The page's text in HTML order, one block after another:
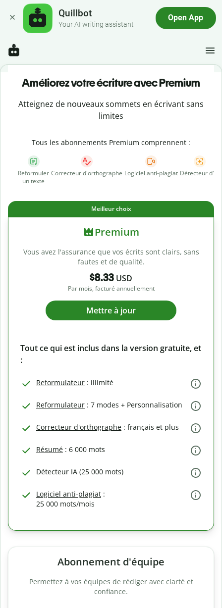
Quillbot
Your AI writing assistant
Open App
Améliorez votre écriture avec Premium
Atteignez de nouveaux sommets en écrivant sans
limites
Tous les abonnements Premium comprennent :
Reformuler
un texte
Correcteur d'orthographe Logiciel anti-plagiat Détecteur d'IA
Meilleur choix
Premium
Vous avez l'assurance que vos écrits sont clairs, sans
fautes et de qualité.
$8.33 USD
Par mois, facturé annuellement
Mettre à jour
Tout ce qui est inclus dans la version gratuite, et
:
Reformulateur : illimité
Reformulateur : 7 modes + Personnalisation
Correcteur d'orthographe : français et plus
Résumé : 6 000 mots
Détecteur IA (25 000 mots)
Logiciel anti-plagiat :
25 000 mots/mois
Abonnement d'équipe
Permettez à vos équipes de rédiger avec clarté et
confiance.